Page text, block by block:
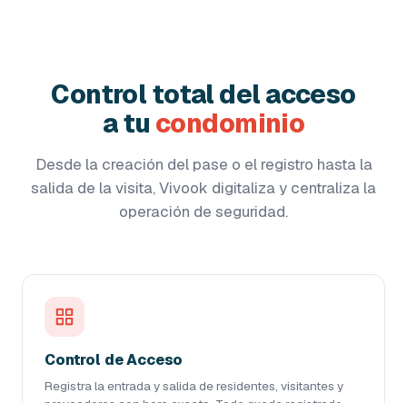
Control total del acceso
a tu condominio
Desde la creación del pase o el registro hasta la
salida de la visita, Vivook digitaliza y centraliza la
operación de seguridad.
Control de Acceso
Registra la entrada y salida de residentes, visitantes y